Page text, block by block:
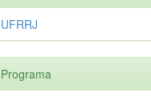
UFRRJ
Programa